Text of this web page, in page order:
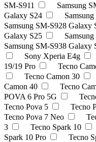
SM-S911
Samsung
Galaxy S24
Samsung SM-S928 Galaxy
Galaxy S25
Samsung SM-S938 Galaxy
Sony Xperia E4g
19/19 Pro
Tecno
Tecno Camon 30
Camon 40
Tecno
POVA 6 Pro 5G
Tecno Pova 5
Tecno
Tecno Pova 7 Neo
3
Tecno Spark 10
Spark 10 Pro
Tecno